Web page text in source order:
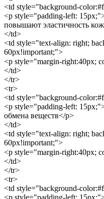
<td style="background-
<p style="padding-left:
повышают эластичность
</td>
<td style="text-align: right;
60px!important;">
<p style="margin-right:40px;
</td>
</tr>
<tr>
<td style="background-
<p style="padding-left:
обмена веществ</p>
</td>
<td style="text-align: right;
60px!important;">
<p style="margin-right:40px;
</td>
</tr>
<tr>
<td style="background-
<p style="padding-left: